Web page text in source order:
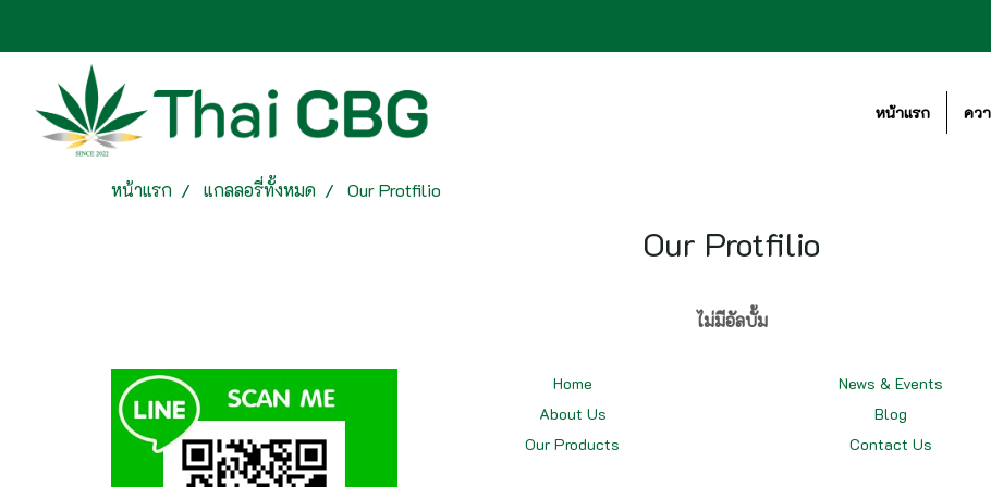
หน้าแรก คว
หน้าแรก แกลลอรี่ทั้งหมด Our Protfilio
Our Protfilio
ไม่มีอัลบั้ม
Home
About Us
OurProducts
News & Events
Blog
Contact Us